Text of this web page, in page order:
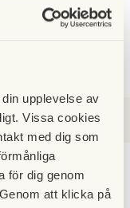
upplevelse av
Vissa cookies
med dig som
för dig genom
att klicka på
2026
2021 2020